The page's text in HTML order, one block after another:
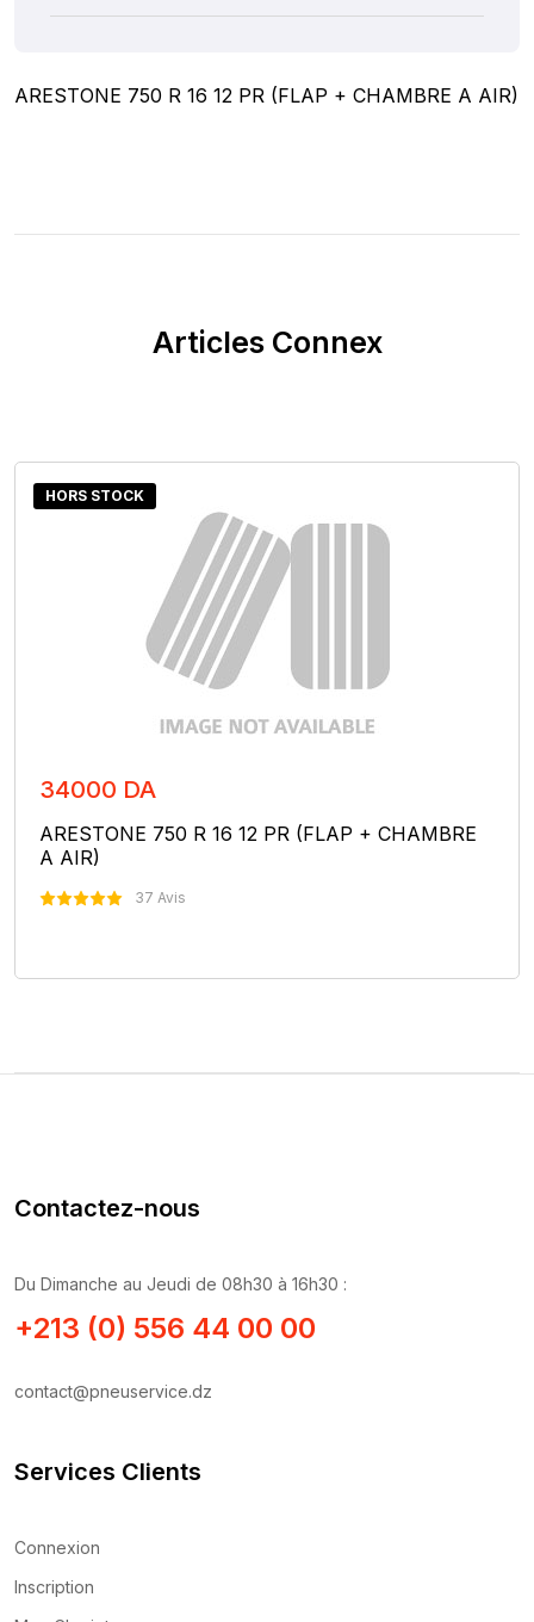
ARESTONE 750 R 16 12 PR (FLAP + CHAMBRE A AIR)
Articles Connex
HORS STOCK
34000 DA
ARESTONE 750 R 16 12 PR (FLAP + CHAMBRE
A AIR)
37 Avis
Contactez-nous
Du Dimanche au Jeudi de 08h30 à 16h30 :
+213 (0) 556 44 00 00
contact@pneuservice.dz
Services Clients
Connexion
Inscription